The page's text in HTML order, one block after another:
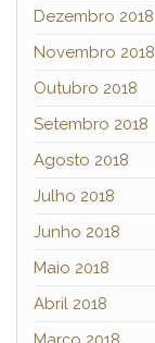
Dezembro 2018
Novembro 2018
Outubro 2018
Setembro 2018
Agosto 2018
Julho 2018
Junho 2018
Maio 2018
Abril 2018